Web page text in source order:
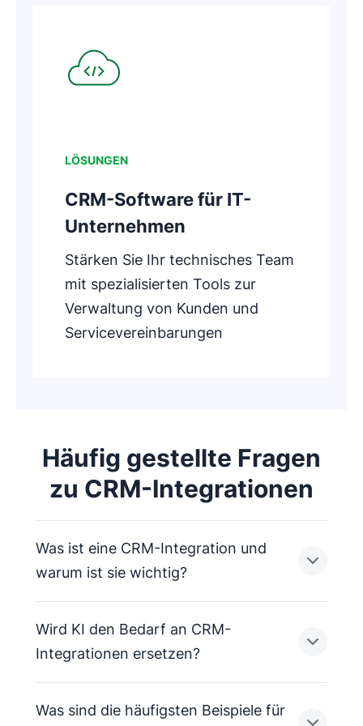
LÖSUNGEN
CRM-Software für IT-
Unternehmen
Stärken Sie Ihr technisches Team
mit spezialisierten Tools zur
Verwaltung von Kunden und
Servicevereinbarungen
Häufig gestellte Fragen
zu CRM-Integrationen
Was ist eine CRM-Integration und
warum ist sie wichtig?
Eine CRM-Integration verbindet Ihre
Business-Tech-Stack automatisch zu
Wird KI den Bedarf an CRM-
Integrationen ersetzen?
Was sind die häufigsten Beispiele für